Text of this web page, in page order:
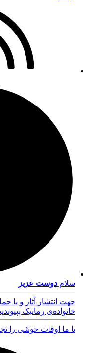
سلام دوست عزیز
جهت انتشار آثار و یا
خانواده‌ی رمانیک
با ما اوقات خوشی را